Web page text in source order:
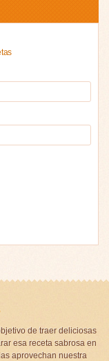
de traer deliciosas
esa receta sabrosa en
aprovechan nuestra